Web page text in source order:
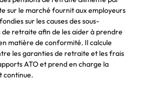
sur le marché fournit aux employeurs
sur les causes des sous-
de retraite afin de les aider à prendre
matière de conformité. Il calcule
les garanties de retraite et les frais
ATO et prend en charge la
continue.